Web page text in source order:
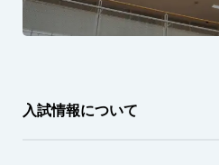
入試情報について